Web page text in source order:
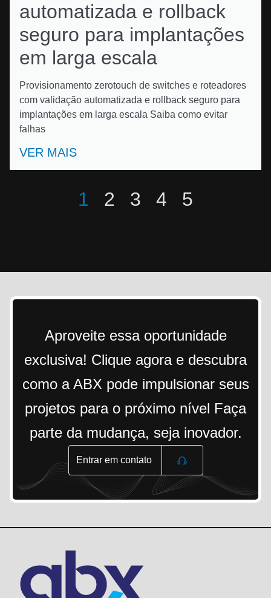
automatizada e rollback
seguro para implantações
em larga escala
Provisionamento zerotouch de switches e roteadores
com validação automatizada e rollback seguro para
implantações em larga escala Saiba como evitar
falhas
VER MAIS
1 2 3 4 5
Aproveite essa oportunidade
exclusiva! Clique agora e descubra
como a ABX pode impulsionar seus
projetos para o próximo nível Faça
parte da mudança, seja inovador.
Entrar em contato